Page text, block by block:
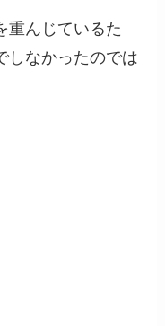
重んじているた
しなかったのでは